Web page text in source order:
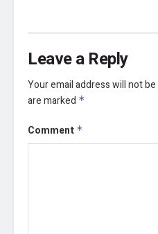
Leave a Reply
Your email address will not
are marked *
Comment *